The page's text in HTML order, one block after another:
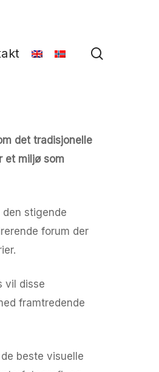
det tradisjonelle
et miljø som
stigende
forum der
vil disse
framtredende
beste visuelle